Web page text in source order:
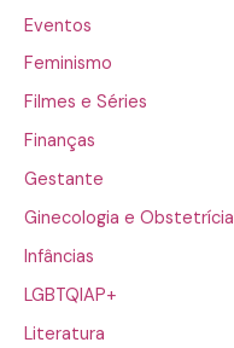
Eventos
Feminismo
Filmes e Séries
Finanças
Gestante
Ginecologia e Obstetrícia
Infâncias
LGBTQIAP+
Literatura